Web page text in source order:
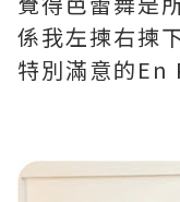
係我左揀右揀
特別滿意的En